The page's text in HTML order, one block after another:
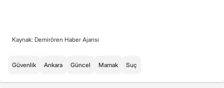
Kaynak: Demirören Haber Ajansı
Güvenlik Ankara Güncel Mamak Suç